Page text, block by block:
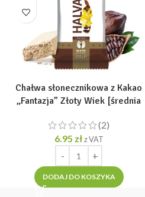
Chałwa słonecznikowa z Kakao
„Fantazja” Złoty Wiek [średnia
(2)
6.95 zł z VAT
DODAJ DO KOSZYKA